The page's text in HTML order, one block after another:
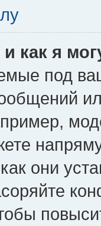
как я
под
они